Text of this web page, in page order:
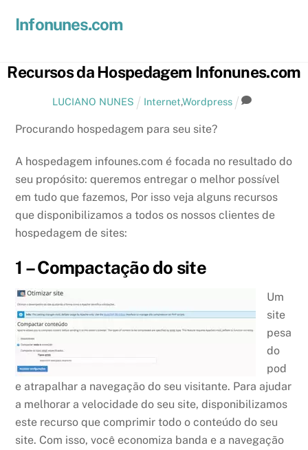
Infonunes.com
Recursos da Hospedagem Infonunes.com
LUCIANO NUNES Internet,Wordpress
Procurando hospedagem para seu site?
A hospedagem infounes.com é focada no resultado do
seu propósito: queremos entregar o melhor possível
em tudo que fazemos, Por isso veja alguns recursos
que disponibilizamos a todos os nossos clientes de
hospedagem de sites:
1 – Compactação do site
Um
site
pesa
do
pod
e atrapalhar a navegação do seu visitante. Para ajudar
a melhorar a velocidade do seu site, disponibilizamos
este recurso que comprimir todo o conteúdo do seu
site. Com isso, você economiza banda e a navegação